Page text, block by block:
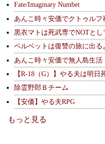
Fate/Imaginary Numbet
あんこ時々安価でクトゥルフ
黒衣マトは死武専でNOTと
ベルベットは復讐の旅に出る
あんこ時々安価で無人島生活
【R-18（G）】やる夫は明日
除霊野郎Ｂチーム
【安価】やる夫RPG
もっと見る